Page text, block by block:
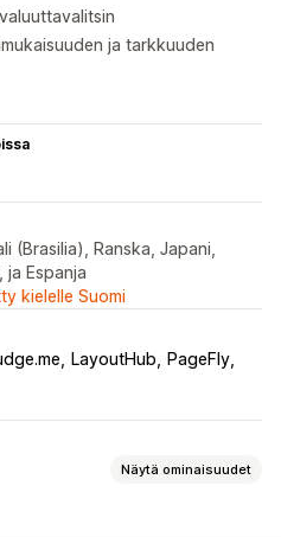
ja tarkkuuden
(Brasilia), Ranska, Japani,
ja Espanja
kielelle Suomi
LayoutHub
PageFly
Näytä ominaisuudet